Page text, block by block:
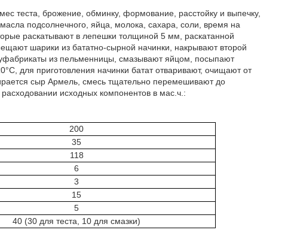
теста, брожение, обминку, формование, расстойку и выпечку,
подсолнечного, яйца, молока, сахара, соли, время на
раскатывают в лепешки толщиной 5 мм, раскатанной
шарики из бататно-сырной начинки, накрывают второй
из пельменницы, смазывают яйцом, посыпают
для приготовления начинки батат отваривают, очищают от
сыр Армель, смесь тщательно перемешивают до
исходных компонентов в мас.ч.:
200
35
118
6
3
15
5
40 (30 для теста, 10 для смазки)